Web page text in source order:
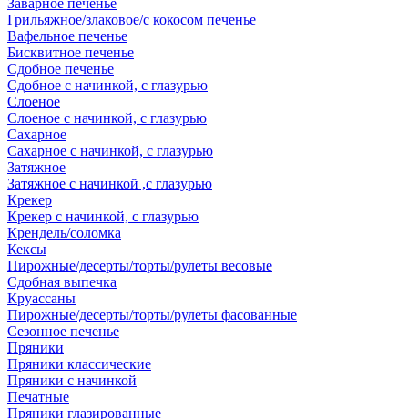
Заварное печенье
Грильяжное/злаковое/с кокосом печенье
Вафельное печенье
Бисквитное печенье
Сдобное печенье
Сдобное с начинкой, с глазурью
Слоеное
Слоеное с начинкой, с глазурью
Сахарное
Сахарное с начинкой, с глазурью
Затяжное
Затяжное с начинкой ,с глазурью
Крекер
Крекер с начинкой, с глазурью
Крендель/соломка
Кексы
Пирожные/десерты/торты/рулеты весовые
Сдобная выпечка
Круассаны
Пирожные/десерты/торты/рулеты фасованные
Сезонное печенье
Пряники
Пряники классические
Пряники с начинкой
Печатные
Пряники глазированные